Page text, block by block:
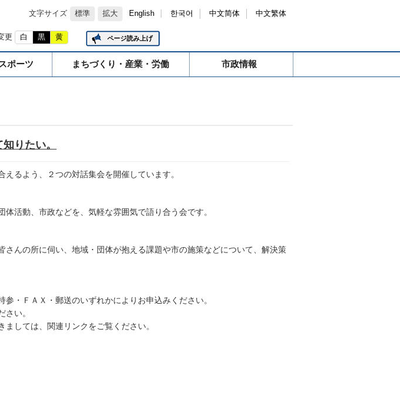
文字サイズ 標準 拡大 English 한국어 中文简体 中文繁体
更 白 黒 黄 ページ読み上げ
ポーツ まちづくり・産業・労働 市政情報
りたい。
るよう、２つの対話集会を開催しています。
活動、市政などを、気軽な雰囲気で語り合う会です。
さんの所に伺い、地域・団体が抱える課題や市の施策などについて、解決策
・ＦＡＸ・郵送のいずれかによりお申込みください。
い。
しては、関連リンクをご覧ください。